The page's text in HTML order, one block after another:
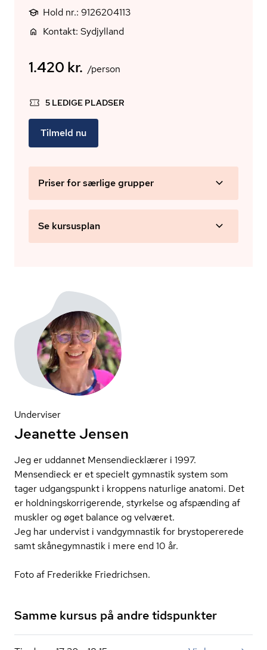
Hold nr.: 9126204113
Kontakt: Sydjylland
1.420 kr. /person
5 LEDIGE PLADSER
Tilmeld nu
Priser for særlige grupper
Se kursusplan
Underviser
Jeanette Jensen
Jeg er uddannet Men­sen­di­eck­læ­rer i 1997.
Mensendieck er et specielt gymnastik system som
tager udgangspunkt i kroppens naturlige anatomi. Det
er hold­nings­kor­ri­ge­ren­de, styrkelse og afspænding af
muskler og øget balance og velværet.
Jeg har undervist i vandgymnastik for brystopererede
samt skånegymnastik i mere end 10 år.
Foto af Frederikke Friedrichsen.
Samme kursus på andre tidspunkter